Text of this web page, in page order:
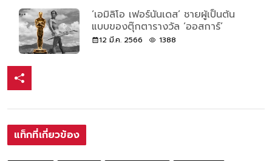
‘เอมิลิโอ เฟอร์นันเดส’ ชายผู้เป็นต้น
แบบของตุ๊กตารางวัล ‘ออสการ์’
12 มี.ค. 2566 1388
แท็กที่เกี่ยวข้อง